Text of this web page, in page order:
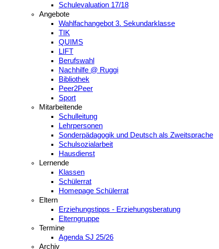
Schulevaluation 17/18
Angebote
Wahlfachangebot 3. Sekundarklasse
TIK
QUIMS
LIFT
Berufswahl
Nachhilfe @ Ruggi
Bibliothek
Peer2Peer
Sport
Mitarbeitende
Schulleitung
Lehrpersonen
Sonderpädagogik und Deutsch als Zweitsprache
Schulsozialarbeit
Hausdienst
Lernende
Klassen
Schülerrat
Homepage Schülerrat
Eltern
Erziehungstipps - Erziehungsberatung
Elterngruppe
Termine
Agenda SJ 25/26
Archiv